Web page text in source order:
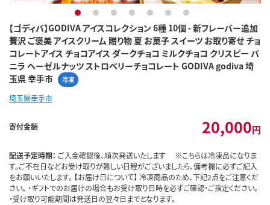
【ゴディバ】GODIVA アイスコレクション 6種 10個 - 新フレーバー追加
贅沢 ご褒美 アイスクリーム 贈り物 夏 お菓子 スイーツ お取り寄せ チョ
コレートアイス チョコアイス ダークチョコ ミルクチョコ クリスピー バ
ニラ ヘーゼルナッツ ストロベリーチョコレート GODIVA godiva 埼
玉県 幸手市
冷凍
1 2 3 4 5 6 7
埼玉県幸手市
寄付金額 20,000円
配送予定時期： ご入金確認後、順次発送いたします ※こちらは冷凍品になりま
す。ご不在日などお受け取りが難しい日程がございましたら、備考欄に必ずご記入
をお願いいたします。 【お届け日について】 冷凍商品のため、下記2点をご注意くだ
さい。 ・ギフトでのお届けの場合もお受け取り日時を必ずご確認・ご指定ください。
・受け取り可能期間は発送日の翌々日までとなります。